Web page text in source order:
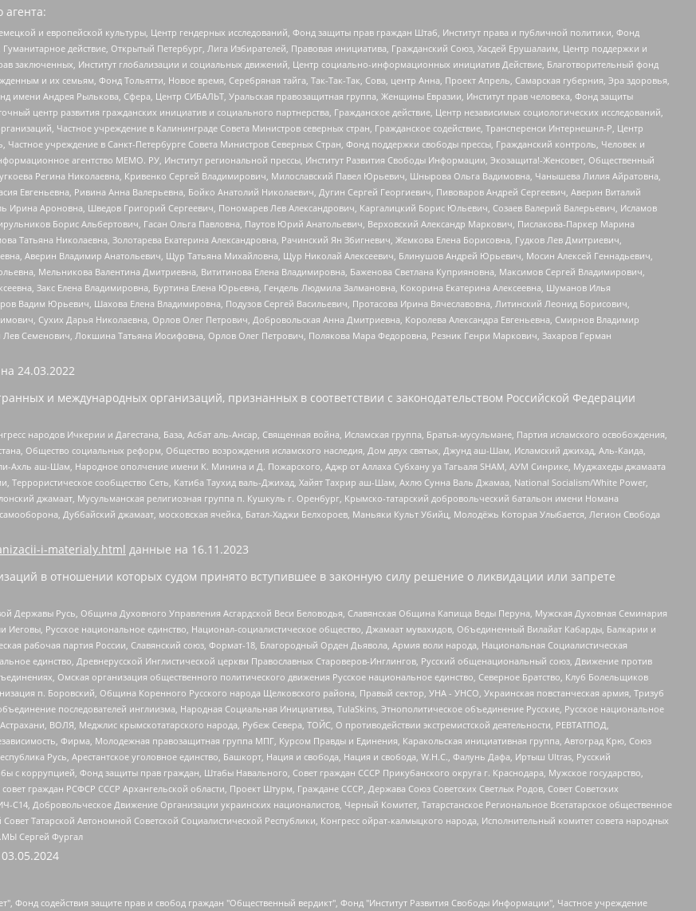
и европейской культуры, Центр гендерных исследований, Фонд защиты прав граждан Штаб, Институт права и публичной политики, Фонд
действие, Открытый Петербург, Лига Избирателей, Правовая инициатива, Гражданский Союз, Хасдей Ерушалаим, Центр поддержки и
заключенных, Институт глобализации и социальных движений, Центр социально-информационных инициатив Действие, Благотворительный фонд
и их семьям, Фонд Тольятти, Новое время, Серебряная тайга, Так-Так-Так, Сова, центр Анна, Проект Апрель, Самарская губерния, Эра здоровья,
имени Андрея Рылькова, Сфера, Центр СИБАЛЬТ, Уральская правозащитная группа, Женщины Евразии, Институт прав человека, Фонд защиты
центр развития гражданских инициатив и социального партнерства, Гражданское действие, Центр независимых социологических исследований,
Частное учреждение в Калининграде Совета Министров северных стран, Гражданское содействие, Трансперенси Интернешнл-Р, Центр
учреждение в Санкт-Петербурге Совета Министров Северных Стран, Фонд поддержки свободы прессы, Гражданский контроль, Человек и
агентство МЕМО. РУ, Институт региональной прессы, Институт Развития Свободы Информации, Экозащита!-Женсовет, Общественный
Регина Николаевна, Кривенко Сергей Владимирович, Милославский Павел Юрьевич, Шнырова Ольга Вадимовна, Чанышева Лилия Айратовна,
Евгеньевна, Ривина Анна Валерьевна, Бойко Анатолий Николаевич, Дугин Сергей Георгиевич, Пивоваров Андрей Сергеевич, Аверин Виталий
Ароновна, Шведов Григорий Сергеевич, Пономарев Лев Александрович, Каргалицкий Борис Юльевич, Созаев Валерий Валерьевич, Исламов
Борис Альбертович, Гасан Ольга Павловна, Паутов Юрий Анатольевич, Верховский Александр Маркович, Пислакова-Паркер Марина
Татьяна Николаевна, Золотарева Екатерина Александровна, Рачинский Ян Збигневич, Жемкова Елена Борисовна, Гудков Лев Дмитриевич,
Аверин Владимир Анатольевич, Щур Татьяна Михайловна, Щур Николай Алексеевич, Блинушов Андрей Юрьевич, Мосин Алексей Геннадьевич,
Мельникова Валентина Дмитриевна, Вититинова Елена Владимировна, Баженова Светлана Куприяновна, Максимов Сергей Владимирович,
Закс Елена Владимировна, Буртина Елена Юрьевна, Гендель Людмила Залмановна, Кокорина Екатерина Алексеевна, Шуманов Илья
Вадим Юрьевич, Шахова Елена Владимировна, Подузов Сергей Васильевич, Протасова Ирина Вячеславовна, Литинский Леонид Борисович,
Сухих Дарья Николаевна, Орлов Олег Петрович, Добровольская Анна Дмитриевна, Королева Александра Евгеньевна, Смирнов Владимир
Семенович, Локшина Татьяна Иосифовна, Орлов Олег Петрович, Полякова Мара Федоровна, Резник Генри Маркович, Захаров Герман
24.03.2022
и международных организаций, признанных в соответствии с законодательством Российской Федерации
народов Ичкерии и Дагестана, База, Асбат аль-Ансар, Священная война, Исламская группа, Братья-мусульмане, Партия исламского освобождения,
Общество социальных реформ, Общество возрождения исламского наследия, Дом двух святых, Джунд аш-Шам, Исламский джихад, Аль-Каида,
Ахль аш-Шам, Народное ополчение имени К. Минина и Д. Пожарского, Аджр от Аллаха Субхану уа Тагьаля SHAM, АУМ Синрике, Муджахеды джамаата
Террористическое сообщество Сеть, Катиба Таухид валь-Джихад, Хайят Тахрир аш-Шам, Ахлю Сунна Валь Джамаа, National Socialism/White Power,
джамаат, Мусульманская религиозная группа п. Кушкуль г. Оренбург, Крымско-татарский добровольческий батальон имени Номана
Дуббайский джамаат, московская ячейка, Батал-Хаджи Белхороев, Маньяки Культ Убийц, Молодёжь Которая Улыбается, Легион Свобода
i-materialy.html данные на 16.11.2023
в отношении которых судом принято вступившее в законную силу решение о ликвидации или запрете
Державы Русь, Община Духовного Управления Асгардской Веси Беловодья, Славянская Община Капища Веды Перуна, Мужская Духовная Семинария
Русское национальное единство, Национал-социалистическое общество, Джамаат мувахидов, Объединенный Вилайат Кабарды, Балкарии и
рабочая партия России, Славянский союз, Формат-18, Благородный Орден Дьявола, Армия воли народа, Национальная Социалистическая
единство, Древнерусской Инглистической церкви Православных Староверов-Инглингов, Русский общенациональный союз, Движение против
Омская организация общественного политического движения Русское национальное единство, Северное Братство, Клуб Болельщиков
п. Боровский, Община Коренного Русского народа Щелковского района, Правый сектор, УНА - УНСО, Украинская повстанческая армия, Тризуб
последователей инглиизма, Народная Социальная Инициатива, TulaSkins, Этнополитическое объединение Русские, Русское национальное
ВОЛЯ, Меджлис крымскотатарского народа, Рубеж Севера, ТОЙС, О противодействии экстремистской деятельности, РЕВТАТПОД,
Фирма, Молодежная правозащитная группа МПГ, Курсом Правды и Единения, Каракольская инициативная группа, Автоград Крю, Союз
Русь, Арестантское уголовное единство, Башкорт, Нация и свобода, Нация и свобода, W.H.С., Фалунь Дафа, Иртыш Ultras, Русский
коррупцией, Фонд защиты прав граждан, Штабы Навального, Совет граждан СССР Прикубанского округа г. Краснодара, Мужское государство,
граждан РСФСР СССР Архангельской области, Проект Штурм, Граждане СССР, Держава Союз Советских Светлых Родов, Совет Советских
С14, Добровольческое Движение Организации украинских националистов, Черный Комитет, Татарстанское Региональное Всетатарское общественное
Татарской Автономной Советской Социалистической Республики, Конгресс ойрат-калмыцкого народа, Исполнительный комитет совета народных
Сергей Фургал
03.05.2024
40103797863, дата регистрации 10.06.2014), Некоммерческая организация "Фонд по борьбе с коррупцией", Автономная некоммерческая организация "Институт права и публичной политики", Баданин Роман Сергеевич, Гликин Максим Александрович, Железнова Мария Михайловна, Лукьянова Юлия Сергеевна, Маетная Елизавета Витальевна, Маняхин Петр Борисович, Чуракова Ольга Владимировна, Ярош Юлия Петровна, Юридическое лицо "The Insider SIA", зарегистрированное в Риге, Латвийская Республика (дата регистрации 26.06.2015), являющееся администратором доменного имени интернет-издания "The Insider SIA", https://theins.ru, Постернак Алексей Евгеньевич, Рубин Михаил Аркадьевич, Анин Роман Александрович, Юридическое лицо Istories fonds, зарегистрированное в Латвийской Республике (регистрационный номер 50008295751, дата регистрации 24.02.2020), Великовский Дмитрий Александрович, Долинина Ирина Николаевна, Мароховская Алеся Алексеевна, Шлейнов Роман Юрьевич, Шмагун Олеся Валентиновна, Общество с ограниченной ответственностью "Альтаир 2021", Общество с ограниченной ответственностью "Вега 2021", Общество с ограниченной ответственностью "Главный редактор 2021", Общество с ограниченной ответственностью "Ромашки монолит", Важенков Артем Валерьевич, Ивановская областная общественная организация "Центр гендерных исследований", Гурман Юрий Альбертович, Медиапроект "ОВД-Инфо", Егоров Владимир Владимирович, Жилинский Владимир Александрович, Общество с ограниченной ответственностью "ЗП", Иванова София Юрьевна, Карезина Инна Павловна, Кильтау Екатерина Викторовна, Петров Алексей Викторович, Пискунов Сергей Евгеньевич, Смирнов Сергей Сергеевич, Тихонов Михаил Сергеевич, Общество с ограниченной ответственностью "ЖУРНАЛИСТ-ИНОСТРАННЫЙ АГЕНТ", Арапова Галина Юрьевна, Вольтская Татьяна Анатольевна, Американская компания "Mason G.E.S. Anonymous Foundation" (США), являющаяся владельцем интернет-издания https://mnews.world/, Компания "Stichting Bellingcat", зарегистрированная в Нидерландах (дата регистрации 11.07.2018), Захаров Андрей Вячеславович, Клепиковская Екатерина Дмитриевна, Общество с ограниченной ответственностью "МЕМО", Перл Роман Александрович, Симонов Евгений Алексеевич, Соловьева Елена Анатольевна, Сотников Даниил Владимирович, Сурначева Елизавета Дмитриевна, Автономная некоммерческая организация по защите прав человека и информированию населения "Якутия – Наше Мнение", Общество с ограниченной ответственностью "Москоу диджитал медиа", с 26.01.2023 Общество с ограниченной ответственностью "Чайка Белые сады", Ветошкина Валерия Валерьевна, Заговора Максим Александрович, Межрегиональное общественное движение "Российская ЛГБТ - сеть", Оленичев Максим Владимирович, Павлов Иван Юрьевич, Скворцова Елена Сергеевна, Общество с ограниченной ответственностью "Как бы инагент", Кочетков Игорь Викторович, Общество с ограниченной ответственностью "Честные выборы", Еланчик Олег Александрович, Общество с ограниченной ответственностью "Нобелевский призыв", Гималова Регина Эмилевна, Григорьев Андрей Валерьевич, Григорьева Алина Александровна, Ассоциация по содействию защите прав призывников, альтернативнослужащих и военнослужащих "Правозащитная группа "Гражданин.Армия.Право", Хисамова Регина Фаритовна, Автономная некоммерческая организация по реализации социально-правовых программ "Лилит", Дальневосточное общественное движение "Маяк", Санкт-Петербургская ЛГБТ-инициативная группа "Выход", Инициативная группа ЛГБТ+ "Реверс", Алексеев Андрей Викторович, Бекбулатова Таисия Львовна, Беляев Иван Михайлович, Владыкина Елена Сергеевна, Гельман Марат Александрович, Никульшина Вероника Юрьевна, Толоконникова Надежда Андреевна, Шендерович Виктор Анатольевич, Общество с ограниченной ответственностью "Данное сообщение", Общество с ограниченной ответственностью Издательский дом "Новая глава", Айнбиндер Александра Александровна, Московский комьюнити-центр для ЛГБТ+инициатив, Благотворительный фонд развития филантропии, Deutsche Welle (Германия, Kurt-Schumacher-Strasse 3, 53113 Bonn), Борзунова Мария Михайловна, Воробьев Виктор Викторович, Голубева Анна Львовна, Константинова Алла Михайловна, Малкова Ирина Владимировна, Мурадов Мурад Абдулгалимович, Осетинская Елизавета Николаевна, Понасенков Евгений Николаевич, Ганапольский Матвей Юрьевич, Киселев Евгений Алексеевич, Борухович Ирина Григорьевна, Дремин Иван Тимофеевич, Дубровский Дмитрий Викторович, Красноярская региональная общественная организация поддержки и развития альтернативных образовательных технологий и межкультурных коммуникаций "ИНТЕРРА", Маяковская Екатерина Алексеевна, Фейгин Марк Захарович, Филимонов Андрей Викторович, Дзугкоева Регина Николаевна, Доброхотов Роман Александрович, Дудь Юрий Александрович, Елкин Сергей Владимирович, Кругликов Кирилл Игоревич, Сабунаева Мария Леонидовна, Семенов Алексей Владимирович, Шаинян Карен Багратович, Шульман Екатерина Михайловна, Асафьев Артур Валерьевич, Вахштайн Виктор Семенович, Венедиктов Алексей Алексеевич, Лушникова Екатерина Евгеньевна, Волков Леонид Михайлович, Невзоров Александр Глебович, Пархоменко Сергей Борисович, Сироткин Ярослав Николаевич, Кара-Мурза Владимир Владимирович, Баранова Наталья Владимировна, Гозман Леонид Яковлевич, Кагарлицкий Борис Юльевич, Климарев Михаил Валерьевич, Милов Владимир Станиславович, Автономная некоммерческая организация Краснодарский центр современного искусства "Типография", Моргенштерн Алишер Тагирович, Соболь Любовь Эдуардовна, Общество с ограниченной ответственностью "ЛИЗА НОРМ", Каспаров Гарри Кимович, Ходорковский Михаил Борисович, Общество с ограниченной ответственностью "Апрельские тезисы", Данилович Ирина Брониславовна, Кашин Олег Владимирович, Петров Николай Владимирович, Пивоваров Алексей Владимирович, Соколов Михаил Владимирович, Цветкова Юлия Владимировна, Чичваркин Евгений Александрович, Комитет против пыток/Команда против пыток, Общество с ограниченной ответственностью "Первый научный", Общество с ограниченной ответственностью "Вертолет и ко", Белоцерковская Вероника Борисовна, Кац Максим Евгеньевич, Лазарева Татьяна Юрьевна, Шаведдинов Руслан Табризович, Яшин Илья Валерьевич, Общество с ограниченной ответственностью "Иноагент ААВ", Алешковский Дмитрий Петрович, Альбац Евгения Марковна, Быков Дмитрий Львович, Галямина Юлия Евгеньевна, Лойко Сергей Леонидович, Мартынов Кирилл Константинович, Медведев Сергей Александрович, Крашенинников Федор Геннадиевич, Гордеева Катерина Вл